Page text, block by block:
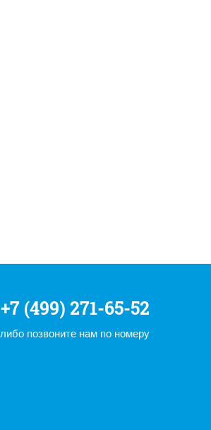
+7 (499) 271-65-52
либо позвоните нам по номеру